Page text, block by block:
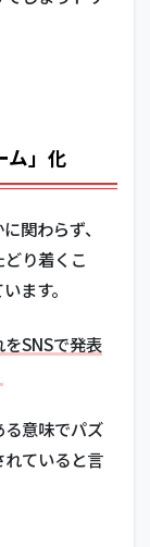
ム」化
関わらず、
どり着くこ
ます。
SNSで発表
意味でパズ
ていると言